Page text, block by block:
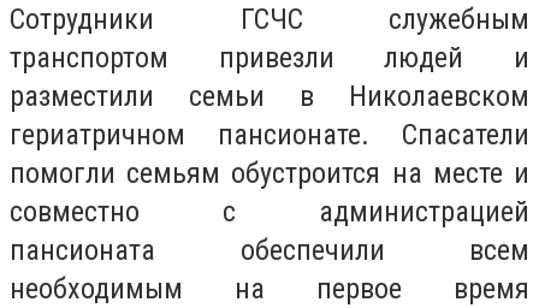
Сотрудники ГСЧС служебным
транспортом привезли людей и
разместили семьи в Николаевском
гериатричном пансионате. Спасатели
помогли семьям обустроится на месте и
совместно с администрацией
пансионата обеспечили всем
необходимым на первое время